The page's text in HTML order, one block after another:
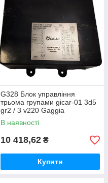
G328 Блок управління
трьома групами gicar-01 3d5
gr2 / 3 v220 Gaggia
В наявності
10 418,62 ₴
Купити